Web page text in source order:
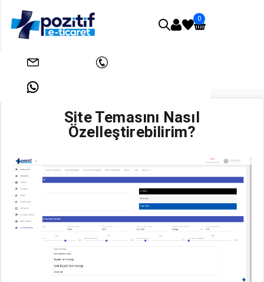
info@pozitifeticaret.com
+905312631824
0
Site Temasını Nasıl
Özelleştirebilirim?